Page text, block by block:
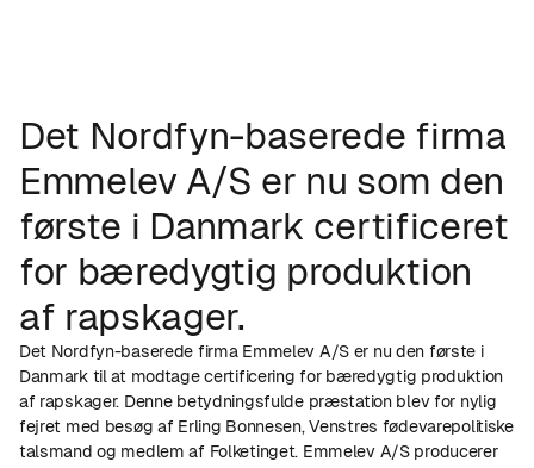
Det Nordfyn-baserede firma
Emmelev A/S er nu som den
første i Danmark certificeret
for bæredygtig produktion
af rapskager.
Det Nordfyn-baserede firma Emmelev A/S er nu den første i
Danmark til at modtage certificering for bæredygtig produktion
af rapskager. Denne betydningsfulde præstation blev for nylig
fejret med besøg af Erling Bonnesen, Venstres fødevarepolitiske
talsmand og medlem af Folketinget. Emmelev A/S producerer